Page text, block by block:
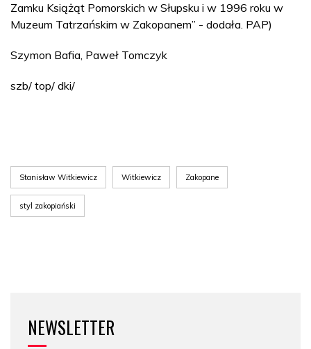
Zamku Książąt Pomorskich w Słupsku i w 1996 roku w
Muzeum Tatrzańskim w Zakopanem” - dodała. PAP)
Szymon Bafia, Paweł Tomczyk
szb/ top/ dki/
Stanisław Witkiewicz Witkiewicz Zakopane
styl zakopiański
NEWSLETTER